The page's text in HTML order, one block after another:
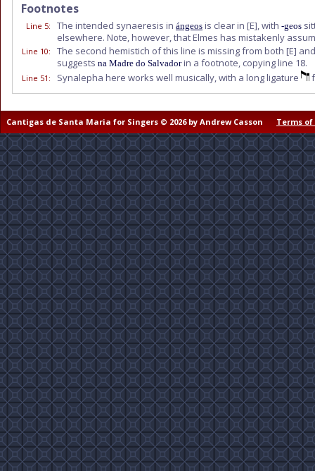
Footnotes
Line 5: The intended synaeresis in ángeos is clear in [E], with -geos
elsewhere. Note, however, that Elmes has mistakenly
Line 10: The second hemistich of this line is missing from both [E]
suggests na Madre do Salvadorin a footnote, copying line 18.
Line 51 : Synalepha here works well musically, with a long ligature
Cantigas de Santa Maria for Singers © 2026 by Andrew Casson Terms of